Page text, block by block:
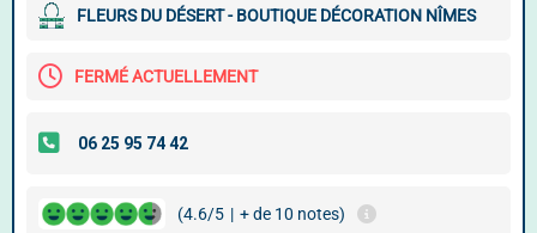
FLEURS DU DÉSERT - BOUTIQUE DÉCORATION NÎMES
FERMÉ ACTUELLEMENT
(4.6/5 | + de 10 notes)